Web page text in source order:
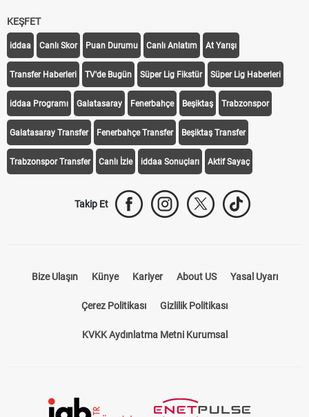
KEŞFET
iddaa Canlı Skor Puan Durumu Canlı Anlatım At Yarışı
Transfer Haberleri TV'de Bugün Süper Lig Fikstür Süper Lig Haberleri
iddaa Programı Galatasaray Fenerbahçe Beşiktaş Trabzonspor
Galatasaray Transfer Fenerbahçe Transfer Beşiktaş Transfer
Trabzonspor Transfer Canlı İzle iddaa Sonuçları Aktif Sayaç
Takip Et
Bize Ulaşın Künye Kariyer About US Yasal Uyarı
Çerez Politikası Gizlilik Politikası
KVKK Aydınlatma Metni Kurumsal